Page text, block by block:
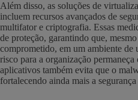
Além disso, as soluções de
incluem recursos avançados de
multifator e criptografia. Essas
de proteção, garantindo que,
comprometido, em um ambiente de
risco para a organização
aplicativos também evita que o
fortalecendo ainda mais a